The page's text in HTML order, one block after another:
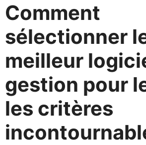
Comment
sélectionner
meilleur
gestion pour
les critères